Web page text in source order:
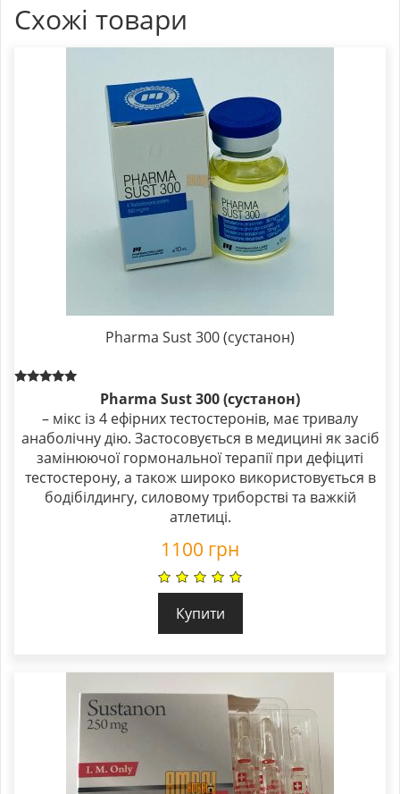
Схожі товари
Pharma Sust 300 (сустанон)
out of 5
Pharma Sust 300 (сустанон)
– мікс із 4 ефірних тестостеронів, має тривалу
анаболічну дію. Застосовується в медицині як засіб
замінюючої гормональної терапії при дефіциті
тестостерону, а також широко використовується в
бодібілдингу, силовому триборстві та важкій
атлетиці.
1100 грн
Купити